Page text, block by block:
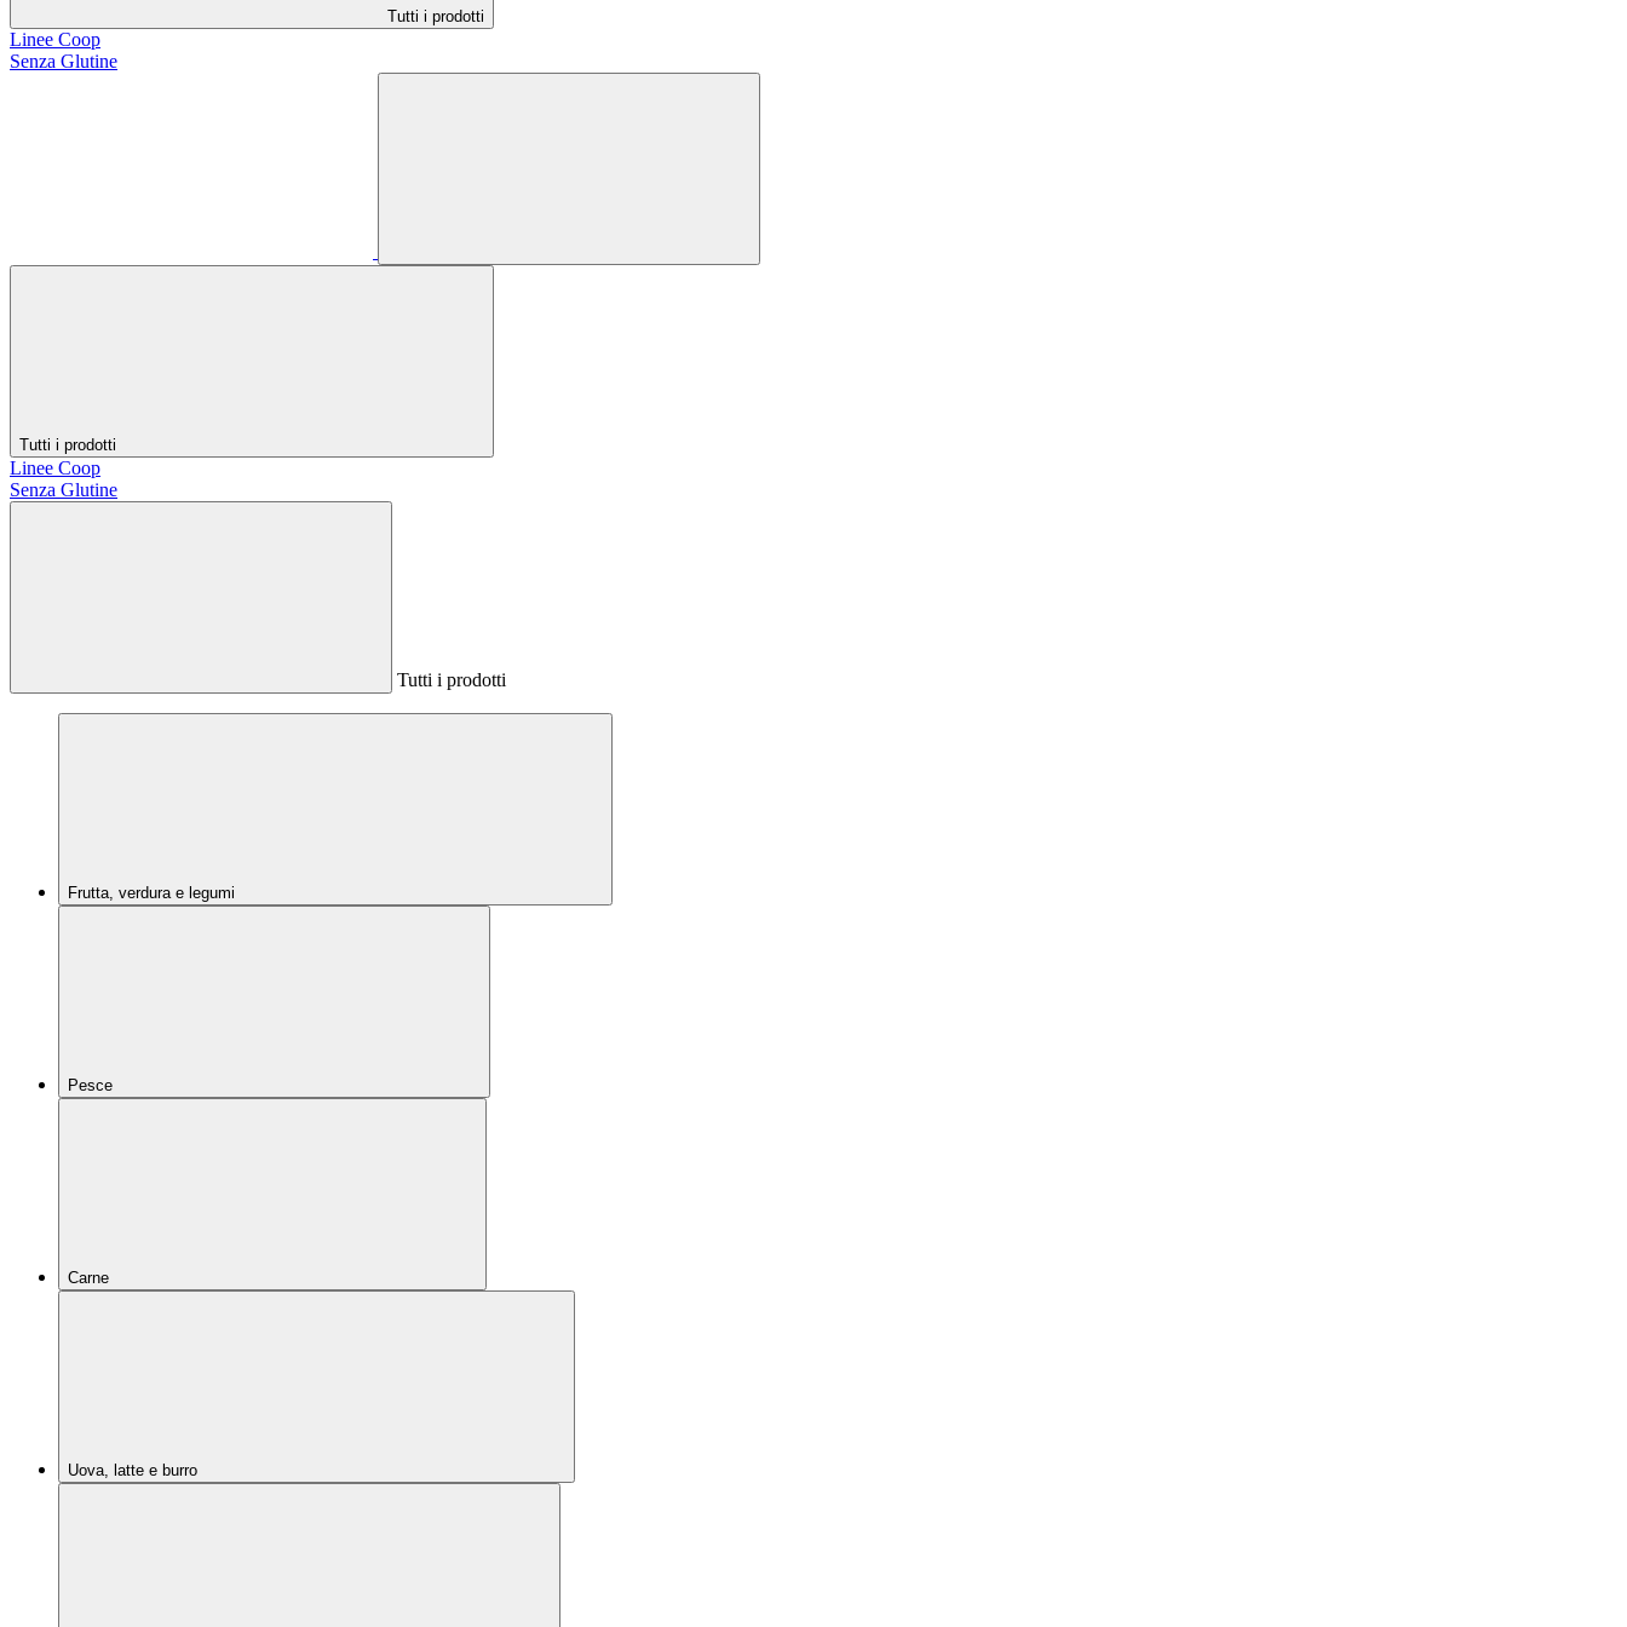
Tutti i prodotti
Linee Coop
Senza Glutine
Tutti i prodotti
Linee Coop
Senza Glutine
Tutti i prodotti
Frutta, verdura e legumi
Pesce
Carne
Uova, latte e burro